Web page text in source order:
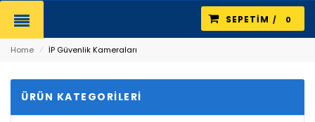
SEPETIM 0
Home ⁄ İP Güvenlik Kameraları
ÜRÜN KATEGORILERI